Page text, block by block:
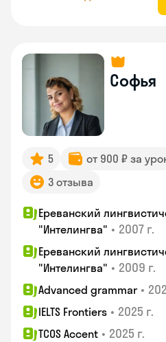
Софья
5 от 900 ₽ за
3 отзыва
Ереванский
"Интелингва" • 2007 г.
Ереванский
"Интелингва" • 2009 г.
Advanced grammar •
IELTS Frontiers • 2025 г.
TCOS Accent • 2025 г.